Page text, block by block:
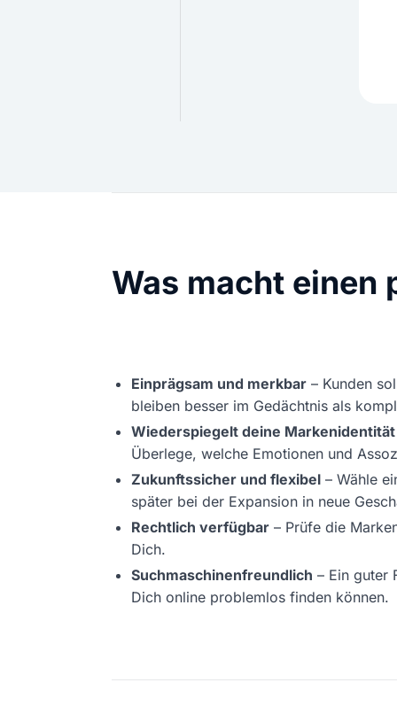
Was macht einen
Einprägsam und merkbar – Kunden
bleiben besser im Gedächtnis als
Wiederspiegelt deine Markenidentität
Überlege, welche Emotionen und
Zukunftssicher und flexibel – Wähle
später bei der Expansion in neue
Rechtlich verfügbar – Prüfe die
Dich.
Suchmaschinenfreundlich – Ein guter
Dich online problemlos finden können.